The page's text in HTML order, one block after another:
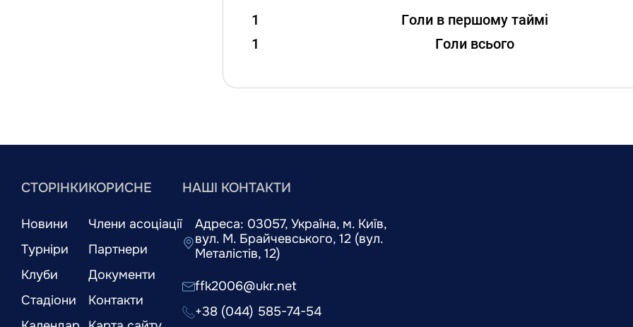
1
Голи в першому таймі
1
Голи всього
СТОРІНКИ
Новини
Турніри
Клуби
Стадіони
КОРИСНЕ
Члени асоціації
Партнери
Документи
Контакти
НАШІ КОНТАКТИ
Адреса: 03057, Україна, м. Київ,
вул. М. Брайчевського, 12 (вул.
Металістів, 12)
ffk2006@ukr.net
+38 (044) 585-74-54